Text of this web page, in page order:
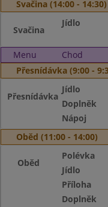
Svačina (14:00 - 14:30)
Svačina
Jídlo
Menu Chod
Přesnídávka (9:00 -
Přesnídávka
Jídlo
Doplněk
Nápoj
Oběd (11:00 - 14:00)
Oběd
Polévka
Jídlo
Příloha
Doplněk